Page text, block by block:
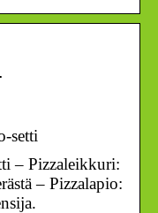
setti
– Pizzaleikkuri:
– Pizzalapio: